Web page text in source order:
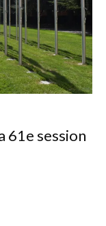
61e session